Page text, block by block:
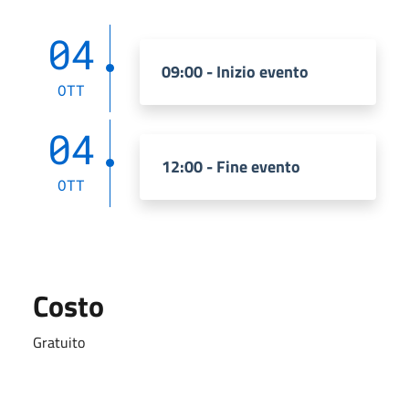
04
OTT
09:00 - Inizio evento
04
OTT
12:00 - Fine evento
Costo
Gratuito